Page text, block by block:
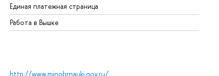
Единая платежная страница
Работа в Вышке
http://www.minobrnauki.gov.ru/